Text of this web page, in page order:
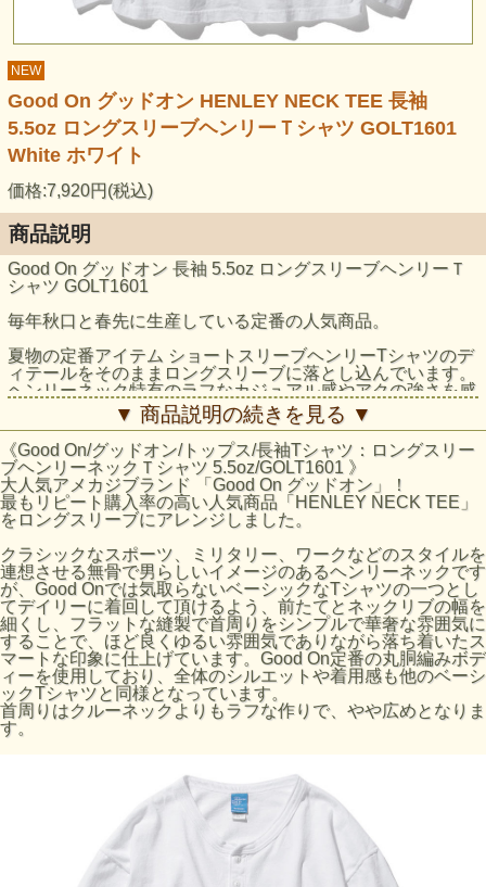
NEW
Good On グッドオン HENLEY NECK TEE 長袖
5.5oz ロングスリーブヘンリーＴシャツ GOLT1601
White ホワイト
価格:7,920円(税込)
商品説明
Good On グッドオン 長袖 5.5oz ロングスリーブヘンリーＴ
シャツ GOLT1601
毎年秋口と春先に生産している定番の人気商品。
夏物の定番アイテム ショートスリーブヘンリーTシャツのデ
ィテールをそのままロングスリーブに落とし込んでいます。
ヘンリーネック特有のラフなカジュアル感やアクの強さを感
じさせないシンプルな作りで、生地感や色味の良さを生かし
た雰囲気のある一着です。
クラシックなスポーツ、ミリタリー、ワークなどのスタイル
を連想させる無骨で男らしいイメージのあるヘンリーネック
ですが、Good Onでは気取らないベーシックなTシャツの一
つとしてデイリーに着回して頂けるよう、前たてとネックリ
ブの幅を細くし、フラットな縫製で首周りをシンプルで華奢
な雰囲気にすることで、ほど良くゆるい雰囲気でありながら
落ち着いたスマートな印象に仕上げています。Good On定番
の丸胴編みボディーを使用しており、全体のシルエットや着
用感も他のベーシックTシャツと同様となっています。
首周りはクルーネックよりもラフな作りで、やや広めとなり
ます。
ジャンルを問わず様々なスタイルに取り入れやすく、定番の
クルーネックTシャツの代わりとしても気軽に着回すことが
できる人気商品です。 Reactive Dye（反応染め）カラーは
落ち着いた雰囲気のきれいな発色が特徴で、ベーシックかつ
シンプルな仕上がりで着回しやすく上品な印象。ザックリと
Dye（顔料染め）カラーは、 他にはない味のある表情が特徴
で、洗濯の度に表面から徐々に色褪せしさらに風合いを増し
ていくので、長く愛用するほどに上質なビンテージ品のよう
に印象が変わっていきます。
Fabric made in USA
Assembled in Japan
▼ 商品説明の続きを見る ▼
《Good On/グッドオン/トップス/長袖Tシャツ：ロングスリー
ブヘンリーネックＴシャツ 5.5oz/GOLT1601 》
大人気アメカジブランド 「Good On グッドオン」！
最もリピート購入率の高い人気商品「HENLEY NECK TEE」
をロングスリーブにアレンジしました。
クラシックなスポーツ、ミリタリー、ワークなどのスタイルを
連想させる無骨で男らしいイメージのあるヘンリーネックです
が、Good Onでは気取らないベーシックなTシャツの一つとし
てデイリーに着回して頂けるよう、前たてとネックリブの幅を
細くし、フラットな縫製で首周りをシンプルで華奢な雰囲気に
することで、ほど良くゆるい雰囲気でありながら落ち着いたス
マートな印象に仕上げています。Good On定番の丸胴編みボデ
ィーを使用しており、全体のシルエットや着用感も他のベーシ
ックTシャツと同様となっています。
首周りはクルーネックよりもラフな作りで、やや広めとなりま
す。